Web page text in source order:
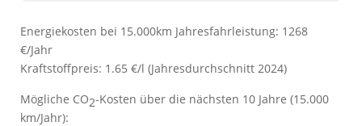
Energiekosten bei 15.000km Jahresfahrleistung: 1268
€/Jahr
Kraftstoffpreis: 1.65 €/l (Jahresdurchschnitt 2024)
Mögliche CO2-Kosten über die nächsten 10 Jahre (15.000
km/Jahr):